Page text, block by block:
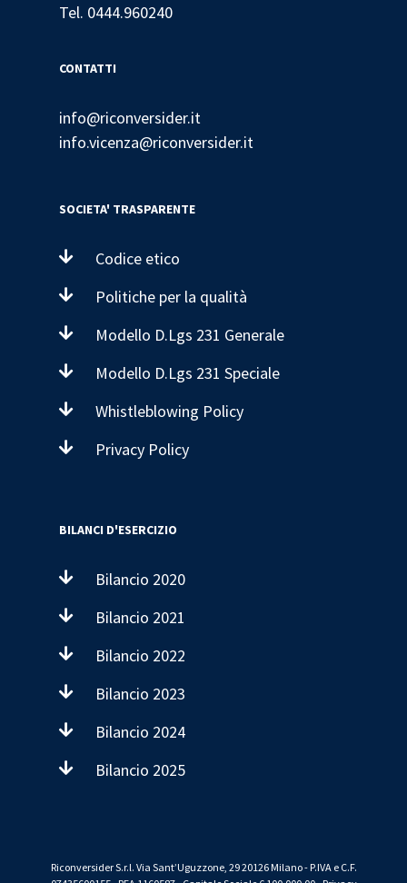
Tel. 0444.960240
CONTATTI
info@riconversider.it
info.vicenza@riconversider.it
SOCIETA' TRASPARENTE
Codice etico
Politiche per la qualità
Modello D.Lgs 231 Generale
Modello D.Lgs 231 Speciale
Whistleblowing Policy
Privacy Policy
BILANCI D'ESERCIZIO
Bilancio 2020
Bilancio 2021
Bilancio 2022
Bilancio 2023
Bilancio 2024
Bilancio 2025
Riconversider S.r.l. Via Sant’Uguzzone, 29 20126 Milano - P.IVA e C.F.